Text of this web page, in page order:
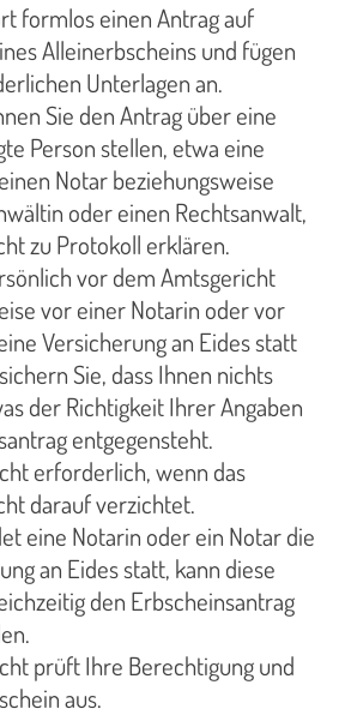
formlos einen Antrag auf
Alleinerbscheins und fügen
Unterlagen an.
Sie den Antrag über eine
Person stellen, etwa eine
Notar beziehungsweise
oder einen Rechtsanwalt,
zu Protokoll erklären.
vor dem Amtsgericht
vor einer Notarin oder vor
Versicherung an Eides statt
Sie, dass Ihnen nichts
der Richtigkeit Ihrer Angaben
entgegensteht.
erforderlich, wenn das
darauf verzichtet.
eine Notarin oder ein Notar die
an Eides statt, kann diese
den Erbscheinsantrag
prüft Ihre Berechtigung und
aus.